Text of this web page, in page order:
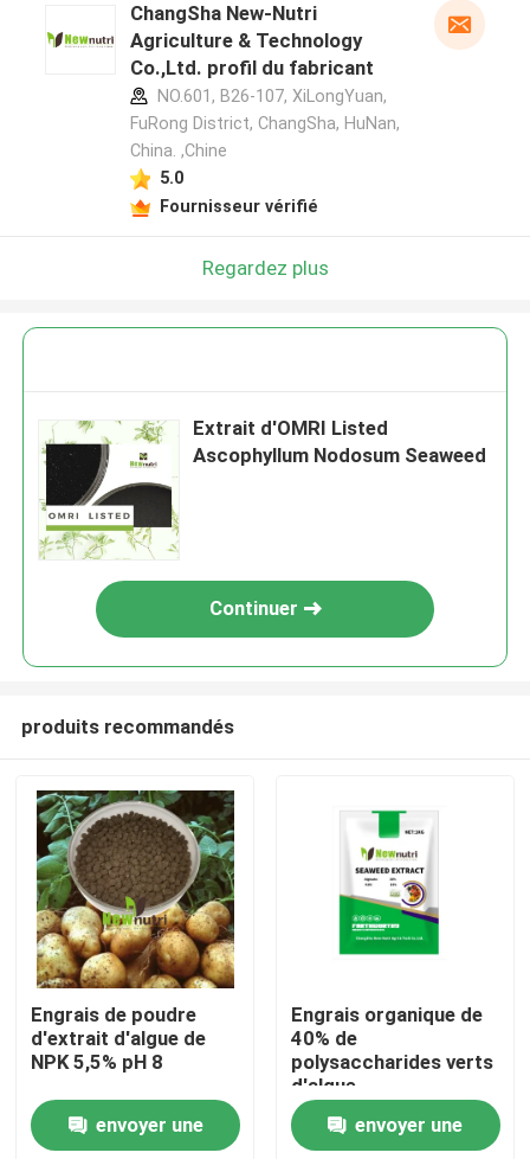
Accueil
A propos de nous
Contacts
ChangSha New-Nutri
Agriculture & Technology
Co.,Ltd. profil du fabricant
NO.601, B26-107, XiLongYuan,
FuRong District, ChangSha, HuNan,
China. ,Chine
5.0
Fournisseur vérifié
Regardez plus
Extrait d'OMRI Listed
Ascophyllum Nodosum Seaweed
Continuer
produits recommandés
Engrais de poudre
d'extrait d'algue de
NPK 5,5% pH 8
envoyer une
Engrais organique de
40% de
polysaccharides verts
d'algue
envoyer une